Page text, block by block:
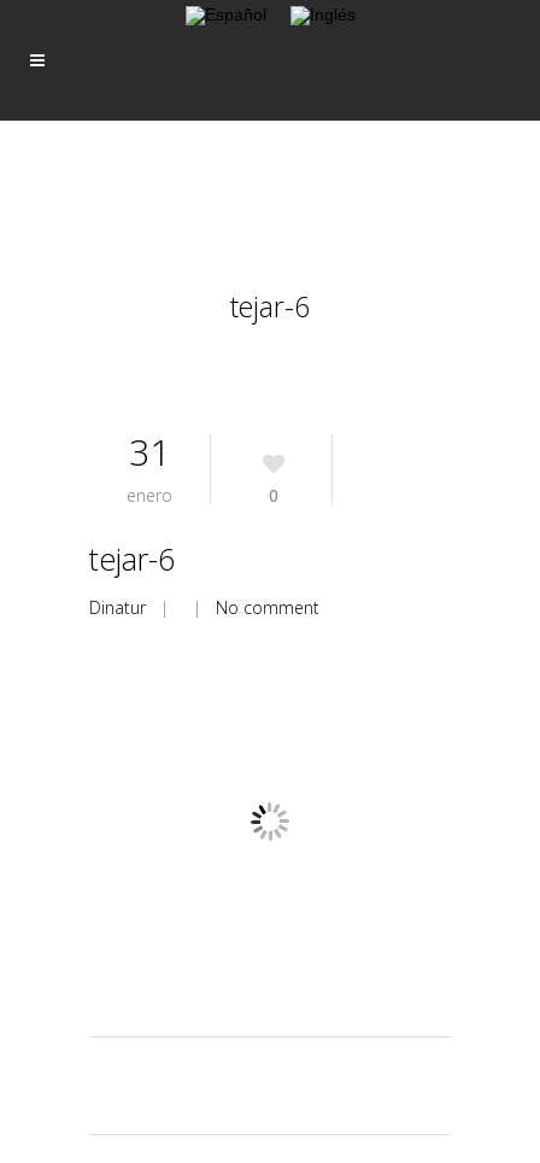
tejar-6
31
enero 0
tejar-6
Dinatur| | No comment